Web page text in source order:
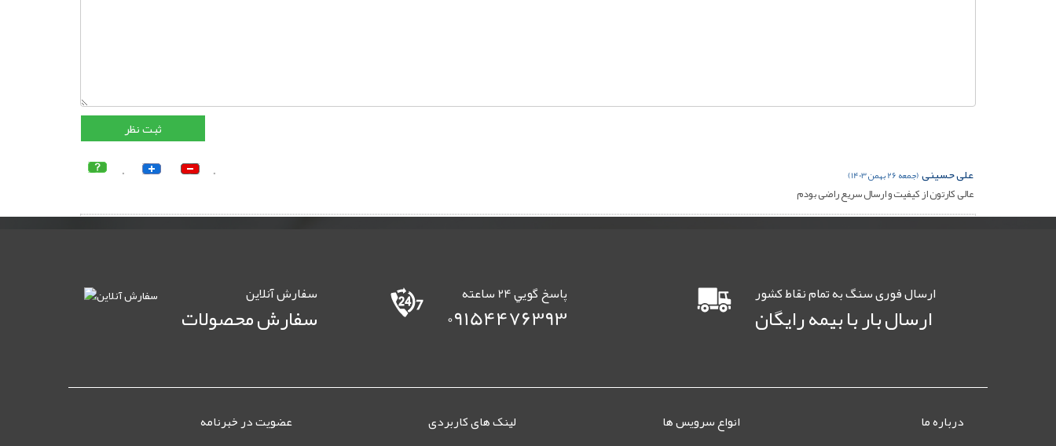
0 0 علی حسینی(جمعه 26 بهمن 1403)
عالی کارتون از کیفیت و ارسال سریع راضی بودم
ارسال فوری سنگ به تمام نقاط کشور
ارسال بار با بیمه رایگان
پاسخ گويي 24 ساعته
09154476393
سفارش آنلاين
سفارش محصولات
درباره ما انواع سرویس ها لینک های کاربردی عضویت در خبرنامه